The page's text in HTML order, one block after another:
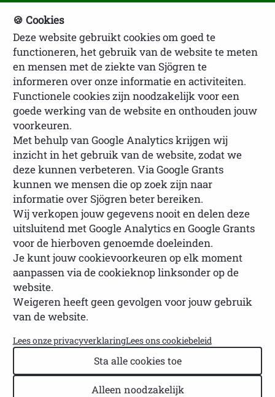
NVSP Ledenlogin
U bevindt zich hier: Homepage
Over
Sjögren
Behandeling en klachten
De NVSP en
alternatieve geneeswijzen
De NVSP en alternatieve
geneeswijzen
NVSP Leestijd: 2 minuten
Als patiëntenvereniging beschouwen wij het als
onze taak om onze leden zo goed mogelijk te
informeren over medische behandelingen,
🍪 Cookies
Deze website gebruikt cookies om goed te
functioneren, het gebruik van de website te meten
en mensen met de ziekte van Sjögren te
informeren over onze informatie en activiteiten.
Functionele cookies zijn noodzakelijk voor een
goede werking van de website en onthouden jouw
voorkeuren.
Met behulp van Google Analytics krijgen wij
inzicht in het gebruik van de website, zodat we
deze kunnen verbeteren. Via Google Grants
kunnen we mensen die op zoek zijn naar
informatie over Sjögren beter bereiken.
Wij verkopen jouw gegevens nooit en delen deze
uitsluitend met Google Analytics en Google Grants
voor de hierboven genoemde doeleinden.
Je kunt jouw cookievoorkeuren op elk moment
aanpassen via de cookieknop linksonder op de
website.
Weigeren heeft geen gevolgen voor jouw gebruik
van de website.
Lees onze privacyverklaringLees ons cookiebeleid
Sta alle cookies toe
Alleen noodzakelijk